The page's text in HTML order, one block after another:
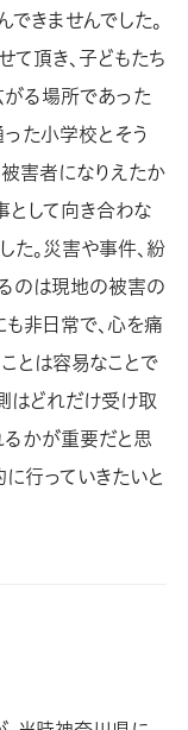
きませんでした。
て頂き、子どもたち
る場所であった
た小学校とそう
被害者になりえたか
として向き合わな
た。災害や事件、紛
のは現地の被害の
非日常で、心を痛
とは容易なことで
はどれだけ受け取
かが重要だと思
行っていきたいと